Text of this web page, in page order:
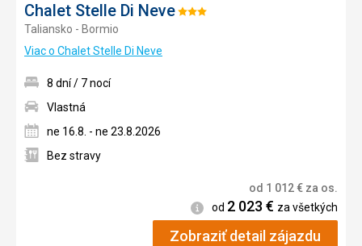
Chalet Stelle Di NeveHodnotenie:
Taliansko - Bormio
Viac o Chalet Stelle Di Neve
8 dní / 7 nocí
Vlastná
ne 16.8. - ne 23.8.2026
Bez stravy
od 1 012€ za os.
Informácie
od 2 023 € za všetkých
Zobraziť detail zájazdu